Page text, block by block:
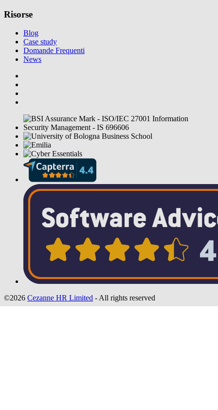
Risorse
Blog
Case study
Domande Frequenti
News
©2026 Cezanne HR Limited - All rights reserved